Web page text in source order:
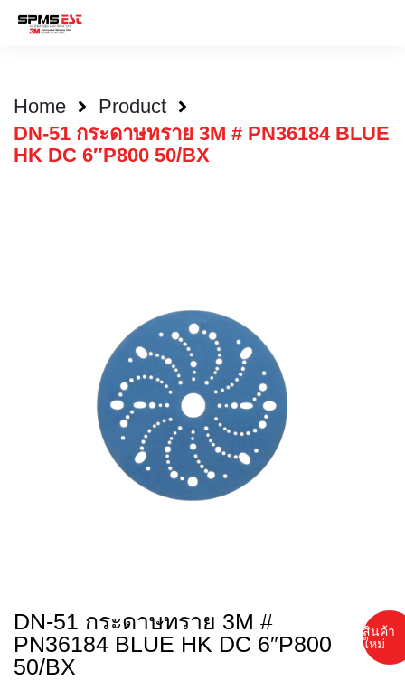
Home
Product
DN-51 กระดาษทราย 3M # PN36184 BLUE
HK DC 6″P800 50/BX
DN-51 กระดาษทราย 3M #
PN36184 BLUE HK DC 6″P800
50/BX
สินค้า
ใหม่